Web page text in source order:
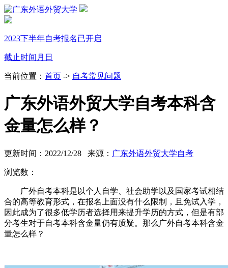
2023下半年自考报名已开启
截止时间 月 日
当前位置： 首页 -> 自考常见问题
广东外语外贸大学自考本科含
金量怎么样？
更新时间：2022/12/28 来源： 广东外语外贸大学自考
浏览数：
广外自考本科是以个人自学、社会助学以及国家考试相结
合的高等教育形式，在报名上面没有什么限制，且免试入学，
因此成为了很多低学历者选择用来提升学历的方式，但是有部
分考生对于自考本科含金量仍有质疑。那么广外自考本科含金
量怎么样？